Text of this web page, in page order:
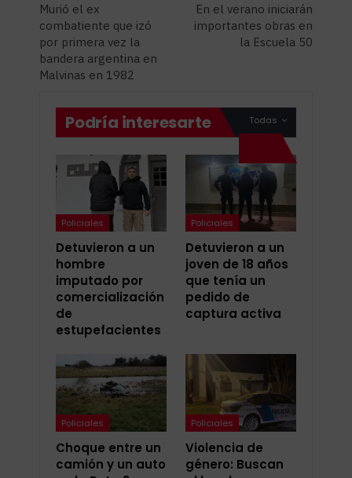
Murió el ex
combatiente que izó
por primera vez la
bandera argentina en
Malvinas en 1982
En el verano iniciarán
importantes obras en
la Escuela 50
Todas
Podría interesarte
Policiales
Detuvieron a un
hombre
imputado por
comercialización
de
estupefacientes
Policiales
Detuvieron a un
joven de 18 años
que tenía un
pedido de
captura activa
Policiales
Choque entre un
camión y un auto
Policiales
Violencia de
género: Buscan